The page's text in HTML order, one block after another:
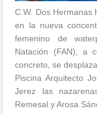
C.W. Dos Hermanas
en la nueva
femenino de
Natación (FAN), a
concreto, se
Piscina Arquitecto
Jerez las
Remesal y Arosa